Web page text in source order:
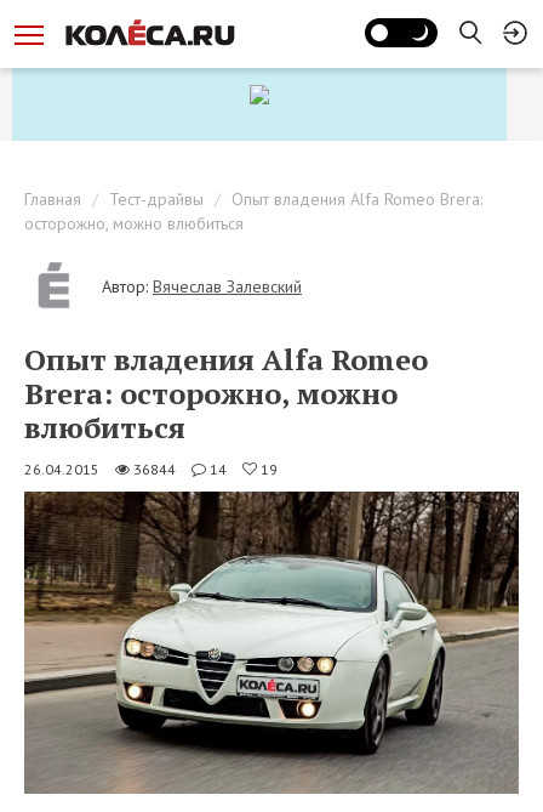
Главная Тест-драйвы
Опыт владения Alfa Romeo Brera:
осторожно, можно влюбиться
Автор: Вячеслав Залевский
Опыт владения Alfa Romeo
Brera: осторожно, можно
влюбиться
26.04.2015 36844 14 19